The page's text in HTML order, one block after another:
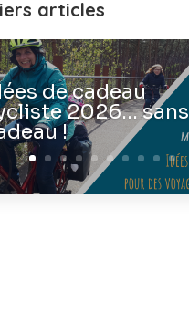
articles
de cadeau
2026… sans
!